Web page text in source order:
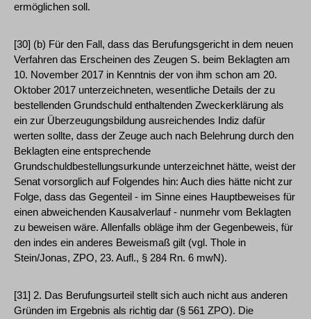
ermöglichen soll.
[30] (b) Für den Fall, dass das Berufungsgericht in dem neuen
Verfahren das Erscheinen des Zeugen S. beim Beklagten am
10. November 2017 in Kenntnis der von ihm schon am 20.
Oktober 2017 unterzeichneten, wesentliche Details der zu
bestellenden Grundschuld enthaltenden Zweckerklärung als
ein zur Überzeugungsbildung ausreichendes Indiz dafür
werten sollte, dass der Zeuge auch nach Belehrung durch den
Beklagten eine entsprechende
Grundschuldbestellungsurkunde unterzeichnet hätte, weist der
Senat vorsorglich auf Folgendes hin: Auch dies hätte nicht zur
Folge, dass das Gegenteil - im Sinne eines Hauptbeweises für
einen abweichenden Kausalverlauf - nunmehr vom Beklagten
zu beweisen wäre. Allenfalls obläge ihm der Gegenbeweis, für
den indes ein anderes Beweismaß gilt (vgl. Thole in
Stein/Jonas, ZPO, 23. Aufl., § 284 Rn. 6 mwN).
[31] 2. Das Berufungsurteil stellt sich auch nicht aus anderen
Gründen im Ergebnis als richtig dar (§ 561 ZPO). Die